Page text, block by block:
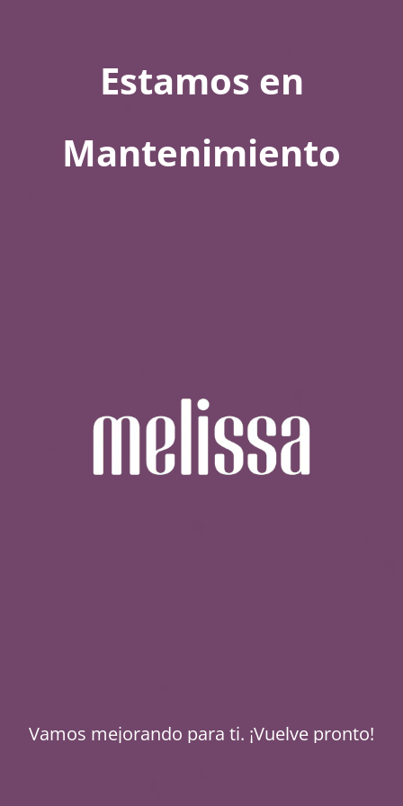
Estamos en
Mantenimiento
Vamos mejorando para ti. ¡Vuelve pronto!